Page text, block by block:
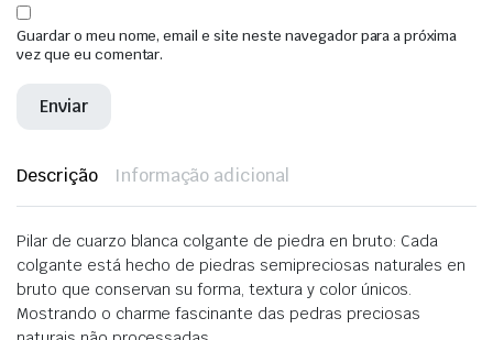
Guardar o meu nome, email e site neste navegador para a próxima
vez que eu comentar.
Descrição Informação adicional
Pilar de cuarzo blanca colgante de piedra en bruto: Cada
colgante está hecho de piedras semipreciosas naturales en
bruto que conservan su forma, textura y color únicos.
Mostrando o charme fascinante das pedras preciosas